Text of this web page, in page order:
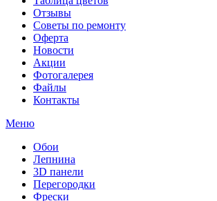
Отзывы
Советы по ремонту
Оферта
Новости
Акции
Фотогалерея
Файлы
Контакты
Меню
Обои
Лепнина
3D панели
Перегородки
Фрески